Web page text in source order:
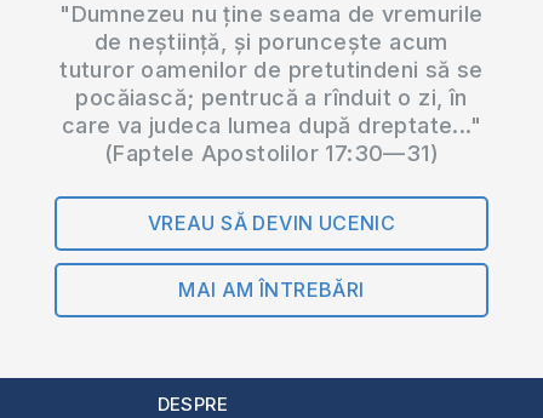
"Dumnezeu nu ține seama de vremurile
de neștiință, și poruncește acum
tuturor oamenilor de pretutindeni să se
pocăiască; pentrucă a rînduit o zi, în
care va judeca lumea după dreptate..."
(Faptele Apostolilor 17:30—31)
VREAU SĂ DEVIN UCENIC
MAI AM ÎNTREBĂRI
DESPRE